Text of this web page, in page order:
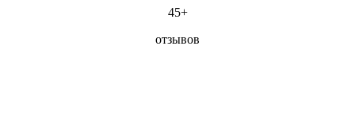
45+
отзывов